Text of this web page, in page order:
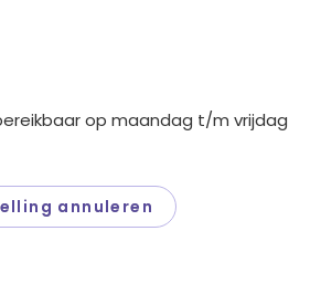
op maandag t/m vrijdag
annuleren